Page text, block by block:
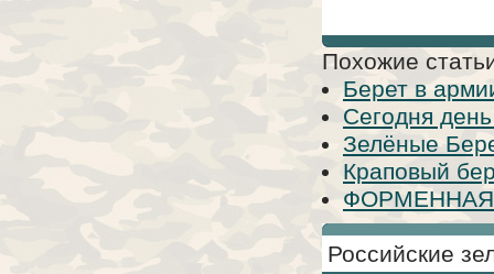
Похожие
Берет в
Сегодня
Зелёные
Краповый
Российские